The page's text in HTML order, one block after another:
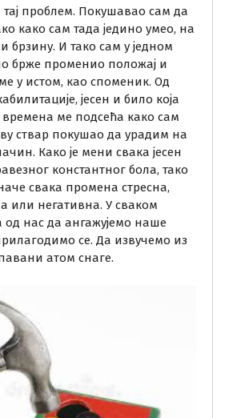
проблем. Покушавао сам да
како сам тада једино умео, на
брзину. И тако сам у једном
брже променио положај и
у истом, као споменик. Од
јесен и било која
ме подсећа како сам
ствар покушао да урадим на
Како је мени свака јесен
константног бола, тако
свака промена стресна,
или негативна. У сваком
од нас да ангажујемо наше
се. Да извучемо из
атом снаге.